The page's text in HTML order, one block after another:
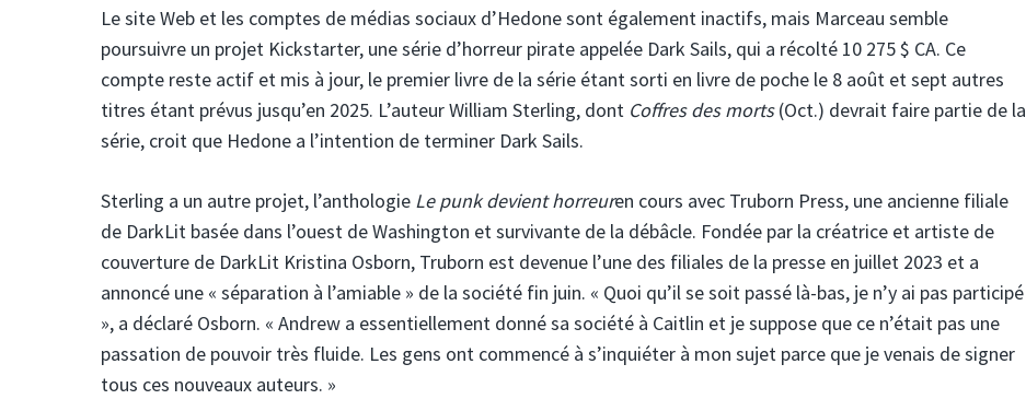
Le site Web et les comptes de médias sociaux d’Hedone sont également inactifs, mais Marceau semble
poursuivre un projet Kickstarter, une série d’horreur pirate appelée Dark Sails, qui a récolté 10 275 $ CA. Ce
compte reste actif et mis à jour, le premier livre de la série étant sorti en livre de poche le 8 août et sept autres
titres étant prévus jusqu’en 2025. L’auteur William Sterling, dont Coffres des morts(Oct.) devrait faire partie de la
série, croit que Hedone a l’intention de terminer Dark Sails.
Sterling a un autre projet, l’anthologie Le punk devient horreuren cours avec Truborn Press, une ancienne filiale
de DarkLit basée dans l’ouest de Washington et survivante de la débâcle. Fondée par la créatrice et artiste de
couverture de DarkLit Kristina Osborn, Truborn est devenue l’une des filiales de la presse en juillet 2023 et a
annoncé une « séparation à l’amiable » de la société fin juin. « Quoi qu’il se soit passé là-bas, je n’y ai pas participé
», a déclaré Osborn. « Andrew a essentiellement donné sa société à Caitlin et je suppose que ce n’était pas une
passation de pouvoir très fluide. Les gens ont commencé à s’inquiéter à mon sujet parce que je venais de signer
tous ces nouveaux auteurs. »